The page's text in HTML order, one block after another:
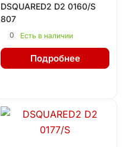
DSQUARED2 D2 0160/S
807
0 Есть в наличии
Подробнее